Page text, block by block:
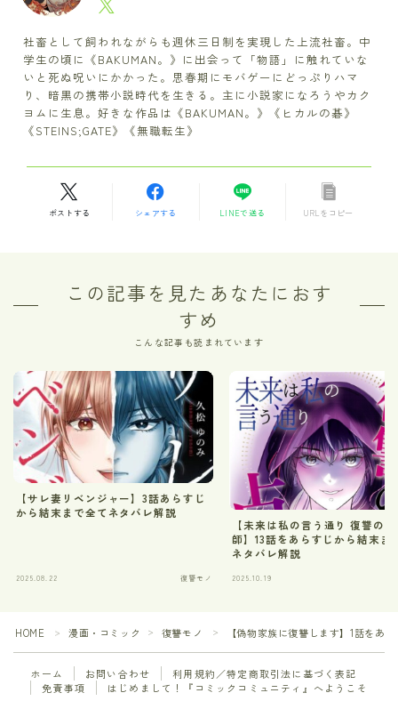
社畜として飼われながらも週休三日制を実現した上流社畜。中
学生の頃に《BAKUMAN。》に出会って「物語」に触れていな
いと死ぬ呪いにかかった。思春期にモバゲーにどっぷりハマ
り、暗黒の携帯小説時代を生きる。主に小説家になろうやカク
ヨムに生息。好きな作品は《BAKUMAN。》《ヒカルの碁》
《STEINS;GATE》《無職転生》
ポストする シェアする LINEで送る URLをコピー
この記事を見たあなたにおす
すめ
こんな記事も読まれています
【サレ妻リベンジャー】3話あらすじ
から結末まで全てネタバレ解説
2025.08.22 復讐モノ
【未来は私の言う通り 復讐の
師】13話をあらすじから結末ま
ネタバレ解説
2025.10.19
HOME ＞ 漫画・コミック ＞ 復讐モノ ＞ 【偽物家族に復讐します】1話をあ
ホーム お問い合わせ
利用規約／特定商取引法に基づく表記
免責事項
はじめまして！『コミックコミュニティ』へようこそ